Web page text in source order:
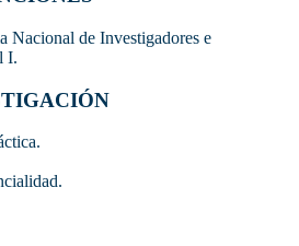
Nacional de Investigadores e
I.